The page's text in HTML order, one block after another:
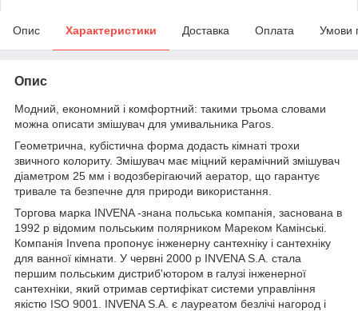
Опис Характеристики Доставка Оплата Умови
Опис
Модний, економний і комфортний: такими трьома словами
можна описати змішувач для умивальника Paros.
Геометрична, кубістична форма додасть кімнаті трохи
звичного колориту. Змішувач має міцний керамічний змішувач
діаметром 25 мм і водозберігаючий аератор, що гарантує
тривале та безпечне для природи використання.
Торгова марка INVENA -знана польська компанія, заснована в
1992 р відомим польським полярником Мареком Камінські.
Компанія Invena пропонує інженерну сантехніку і сантехніку
для ванної кімнати. У червні 2000 р INVENA S.A. стала
першим польським дистриб'ютором в галузі інженерної
сантехніки, який отримав сертифікат системи управління
якістю ISO 9001. INVENA S.A. є лауреатом безлічі нагород і